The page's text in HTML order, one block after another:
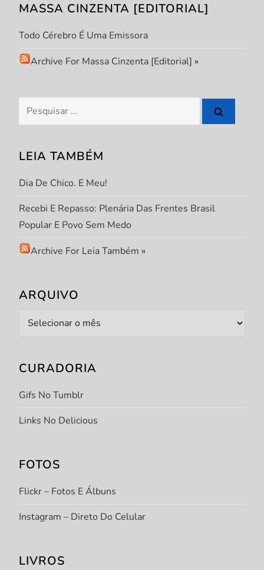
d
e
P
o
s
t
MASSA CINZENTA [EDITORIAL]
Todo Cérebro É Uma Emissora
Archive For Massa Cinzenta [Editorial] »
Pesquisar
por:
LEIA TAMBÉM
Dia De Chico. E Meu!
Recebi E Repasso: Plenária Das Frentes Brasil
Popular E Povo Sem Medo
Archive For Leia Também »
ARQUIVO
Arquivo
CURADORIA
Gifs No Tumblr
Links No Delicious
FOTOS
Flickr – Fotos E Álbuns
Instagram – Direto Do Celular
LIVROS